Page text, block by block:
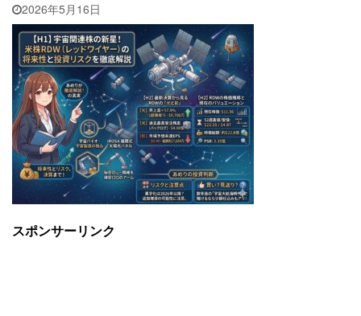
2026年5月16日
スポンサーリンク